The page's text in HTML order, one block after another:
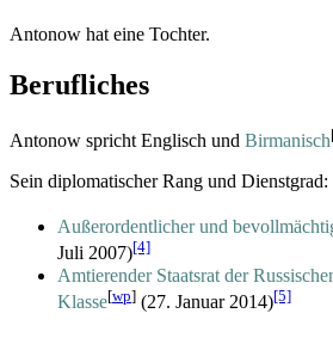
Antonow hat eine Tochter.
Berufliches
Antonow spricht Englisch und Birmanisch
Sein diplomatischer Rang und Dienstgrad:
Außerordentlicher und
Juli 2007)[4]
Amtierender Staatsrat der
Klasse[wp] (27. Januar 2014)[5]